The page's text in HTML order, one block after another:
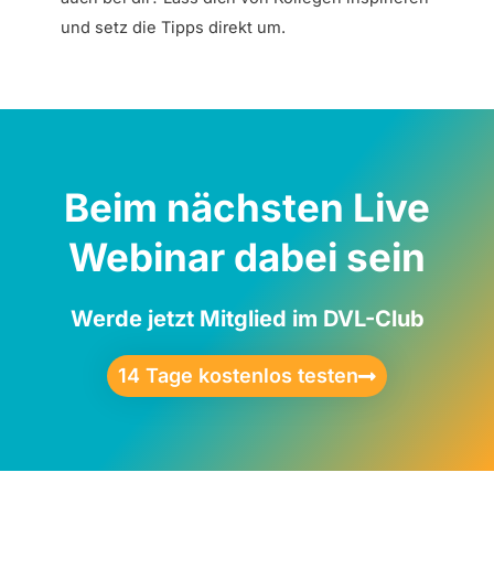
und setz die Tipps direkt um.
Beim nächsten Live
Webinar dabei sein
Werde jetzt Mitglied im DVL-Club
14 Tage kostenlos testen